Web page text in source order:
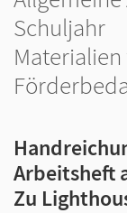
Schuljahr
Arbeitsheft
Zu